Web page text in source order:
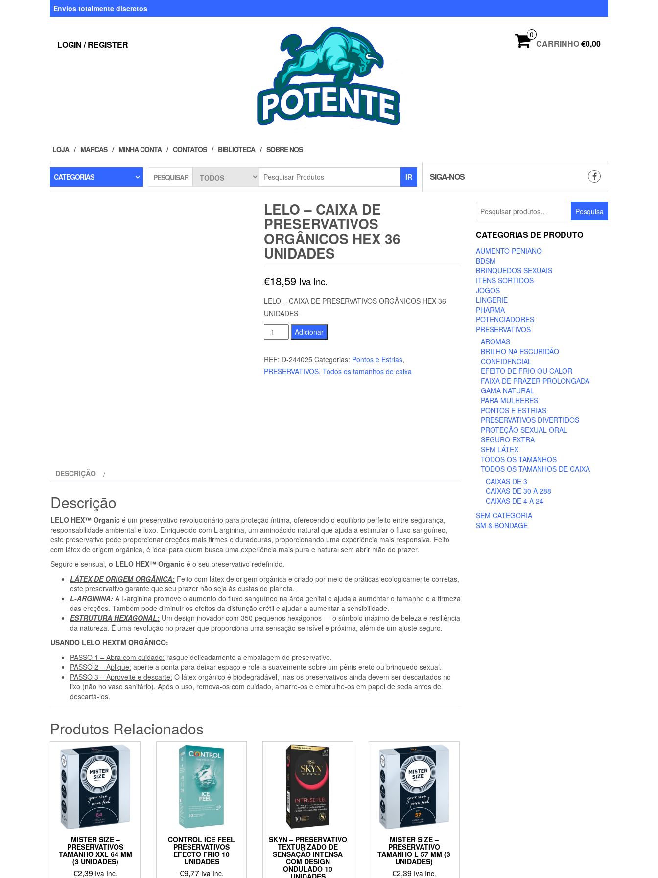
Envios totalmente discretos
LOGIN / REGISTER
0
CARRINHO€0,00
LOJA MARCAS MINHA CONTA CONTATOS BIBLIOTECA SOBRE NÓS
CATEGORIAS PESQUISAR IR SIGA-NOS
LELO – CAIXA DE
PRESERVATIVOS
ORGÂNICOS HEX 36
UNIDADES
€18,59 Iva Inc.
LELO – CAIXA DE PRESERVATIVOS ORGÂNICOS HEX 36
UNIDADES
Quantidade
de
LELO
-
Adicionar
REF: D-244025 Categorias: Pontos e Estrias,
PRESERVATIVOS, Todos os tamanhos de caixa
DESCRIÇÃO
Descrição
LELO HEX™ Organic é um preservativo revolucionário para proteção íntima, oferecendo o equilíbrio perfeito entre segurança,
responsabilidade ambiental e luxo. Enriquecido com L-arginina, um aminoácido natural que ajuda a estimular o fluxo sanguíneo,
este preservativo pode proporcionar ereções mais firmes e duradouras, proporcionando uma experiência mais responsiva. Feito
com látex de origem orgânica, é ideal para quem busca uma experiência mais pura e natural sem abrir mão do prazer.
Seguro e sensual, o LELO HEX™ Organic é o seu preservativo redefinido.
LÁTEX DE ORIGEM ORGÂNICA: Feito com látex de origem orgânica e criado por meio de práticas ecologicamente corretas,
este preservativo garante que seu prazer não seja às custas do planeta.
L-ARGININA: A L-arginina promove o aumento do fluxo sanguíneo na área genital e ajuda a aumentar o tamanho e a firmeza
das ereções. Também pode diminuir os efeitos da disfunção erétil e ajudar a aumentar a sensibilidade.
ESTRUTURA HEXAGONAL: Um design inovador com 350 pequenos hexágonos — o símbolo máximo de beleza e resiliência
da natureza. É uma revolução no prazer que proporciona uma sensação sensível e próxima, além de um ajuste seguro.
USANDO LELO HEXTM ORGÂNICO:
PASSO 1 – Abra com cuidado: rasgue delicadamente a embalagem do preservativo.
PASSO 2 – Aplique: aperte a ponta para deixar espaço e role-a suavemente sobre um pênis ereto ou brinquedo sexual.
PASSO 3 – Aproveite e descarte: O látex orgânico é biodegradável, mas os preservativos ainda devem ser descartados no
lixo (não no vaso sanitário). Após o uso, remova-os com cuidado, amarre-os e embrulhe-os em papel de seda antes de
descartá-los.
Produtos Relacionados
MISTER SIZE –
PRESERVATIVOS
TAMANHO XXL 64 MM
(3 UNIDADES)
€2,39 Iva Inc.
CONTROL ICE FEEL
PRESERVATIVOS
EFECTO FRIO 10
UNIDADES
€9,77 Iva Inc.
SKYN – PRESERVATIVO
TEXTURIZADO DE
SENSAÇÃO INTENSA
COM DESIGN
ONDULADO 10
UNIDADES
MISTER SIZE –
PRESERVATIVO
TAMANHO L 57 MM (3
UNIDADES)
€2,39 Iva Inc.
Pesquisar
por:
Pesquisa
CATEGORIAS DE PRODUTO
AUMENTO PENIANO
BDSM
BRINQUEDOS SEXUAIS
ITENS SORTIDOS
JOGOS
LINGERIE
PHARMA
POTENCIADORES
PRESERVATIVOS
AROMAS
BRILHO NA ESCURIDÃO
CONFIDENCIAL
EFEITO DE FRIO OU CALOR
FAIXA DE PRAZER PROLONGADA
GAMA NATURAL
PARA MULHERES
PONTOS E ESTRIAS
PRESERVATIVOS DIVERTIDOS
PROTEÇÃO SEXUAL ORAL
SEGURO EXTRA
SEM LÁTEX
TODOS OS TAMANHOS
TODOS OS TAMANHOS DE CAIXA
CAIXAS DE 3
CAIXAS DE 30 A 288
CAIXAS DE 4 A 24
SEM CATEGORIA
SM & BONDAGE